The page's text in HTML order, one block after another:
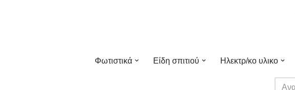
Φωτιστικά Είδη σπιτιού Ηλεκτρ/κο υλικο